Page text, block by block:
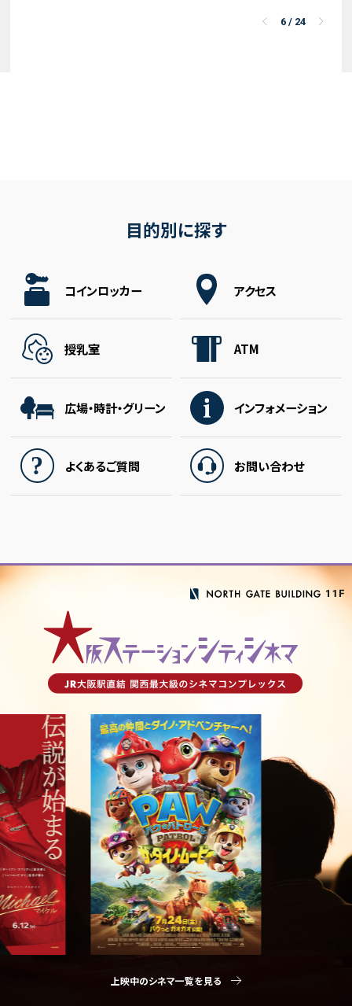
7/ 24
目的別に探す
コインロッカー アクセス
授乳室 ATM
広場・時計・グリーン インフォメーション
よくあるご質問 お問い合わせ
上映中のシネマ一覧を見る